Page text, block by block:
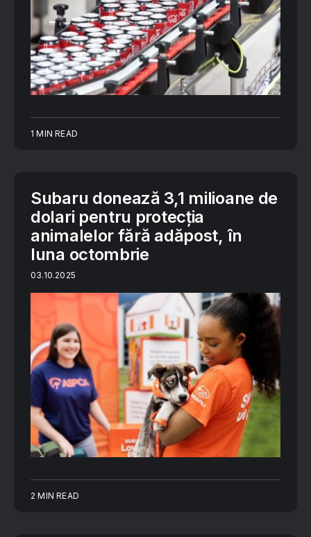
1 MIN READ
Subaru donează 3,1 milioane de
dolari pentru protecția
animalelor fără adăpost, în
luna octombrie
03.10.2025
2 MIN READ